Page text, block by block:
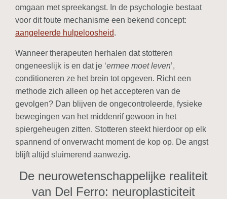
omgaan met spreekangst. In de psychologie bestaat
voor dit foute mechanisme een bekend concept:
aangeleerde hulpeloosheid.
Wanneer therapeuten herhalen dat stotteren
ongeneeslijk is en dat je ‘ermee moet leven’,
conditioneren ze het brein tot opgeven. Richt een
methode zich alleen op het accepteren van de
gevolgen? Dan blijven de ongecontroleerde, fysieke
bewegingen van het middenrif gewoon in het
spiergeheugen zitten. Stotteren steekt hierdoor op elk
spannend of onverwacht moment de kop op. De angst
blijft altijd sluimerend aanwezig.
De neurowetenschappelijke realiteit
van Del Ferro: neuroplasticiteit